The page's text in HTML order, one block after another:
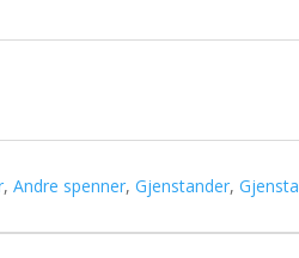
,Andre spenner,Gjenstander,